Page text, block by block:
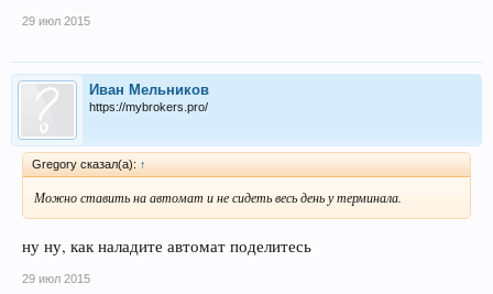
29 июл 2015
Иван Мельников
https://mybrokers.pro/
Gregory сказал(а): ↑
Можно ставить на автомат и не сидеть весь день у терминала.
ну ну, как наладите автомат поделитесь
29 июл 2015